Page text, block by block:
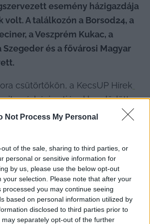
Not Process My Personal
of the sale, sharing to third parties, or
personal or sensitive information for
by us, please use the below opt-out
your selection. Please note that after your
processed you may continue seeing
based on personal information utilized by
disclosed to third parties prior to
separately opt-out of the further
esemény házigazdája
volt. A találkozón a Borsod24, a
a Veszprém Kukac, a
Szegeder és a fővárosi Magyar
csütörtökön, a KecsUP Hírek
estjével kezdődött,
Hadházy Ákossal is vitázhattak.
olyan témák álltak,
az 1%-os kampányok felépítése.
a hazai független média
a Partizán és a Tilos
is segítséget nyújtottak.